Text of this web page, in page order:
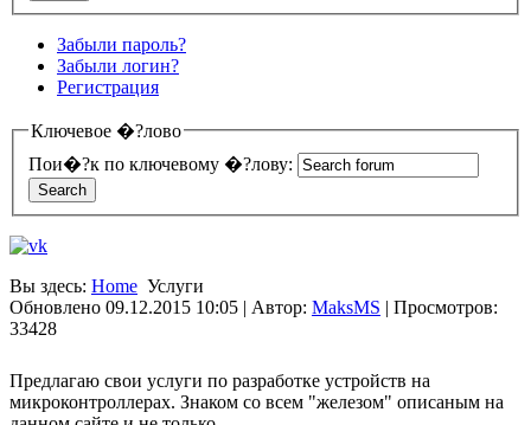
Забыли пароль?
Забыли логин?
Регистрация
Ключевое �?лово
Пои�?к по ключевому �?лову:
Вы здесь: Home Услуги
Обновлено 09.12.2015 10:05 | Автор: MaksMS | Просмотров:
33428
Предлагаю свои услуги по разработке устройств на
микроконтроллерах. Знаком со всем "железом" описаным на